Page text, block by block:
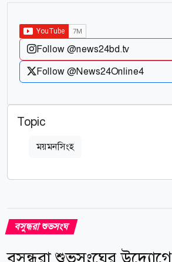
Follow @news24bd.tv
Follow @News24Online4
Topic
ময়মনসিংহ
বসুন্ধরা শুভসংঘ